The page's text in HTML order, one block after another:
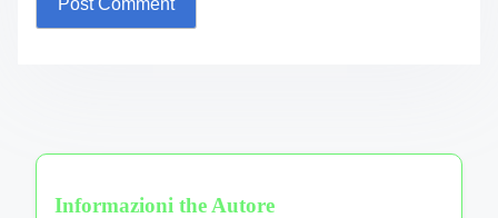
Informazioni the Autore